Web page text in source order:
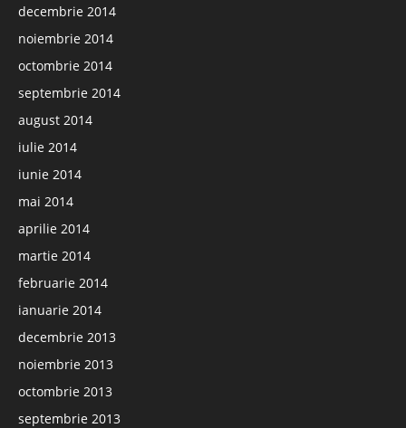
decembrie 2014
noiembrie 2014
octombrie 2014
septembrie 2014
august 2014
iulie 2014
iunie 2014
mai 2014
aprilie 2014
martie 2014
februarie 2014
ianuarie 2014
decembrie 2013
noiembrie 2013
octombrie 2013
septembrie 2013